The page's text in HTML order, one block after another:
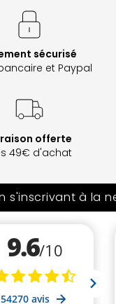
sécurisé
et Paypal
offerte
49€ d'achat
s'inscrivant à la